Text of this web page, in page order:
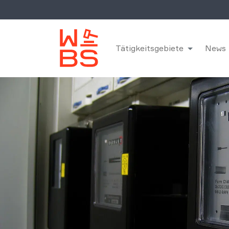
Tätigkeitsgebiete News